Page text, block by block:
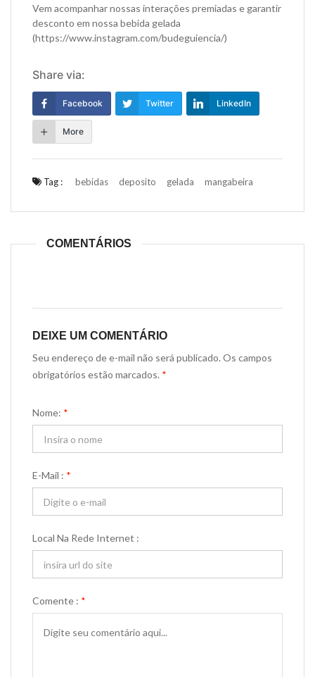
Vem acompanhar nossas interações premiadas e garantir
desconto em nossa bebida gelada
(https://www.instagram.com/budeguiencia/)
Share via:
Facebook Twitter LinkedIn
More
Tag : bebidas deposito gelada mangabeira
COMENTÁRIOS
DEIXE UM COMENTÁRIO
Seu endereço de e-mail não será publicado. Os campos
obrigatórios estão marcados. *
Nome: *
E-Mail : *
Local Na Rede Internet :
Comente : *